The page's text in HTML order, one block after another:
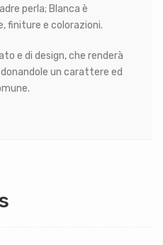
perla; Blanca è
finiture e colorazioni.
e di design, che renderà
un carattere ed